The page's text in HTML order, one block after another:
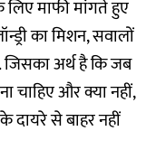
लिए माफी मांगते हुए
का मिशन, सवालों
जिसका अर्थ है कि जब
चाहिए और क्या नहीं,
दायरे से बाहर नहीं